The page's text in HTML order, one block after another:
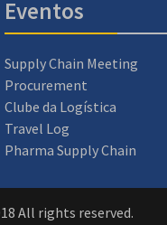
Eventos
Supply Chain Meeting
Procurement
Clube da Logística
Travel Log
Pharma Supply Chain
All rights reserved.